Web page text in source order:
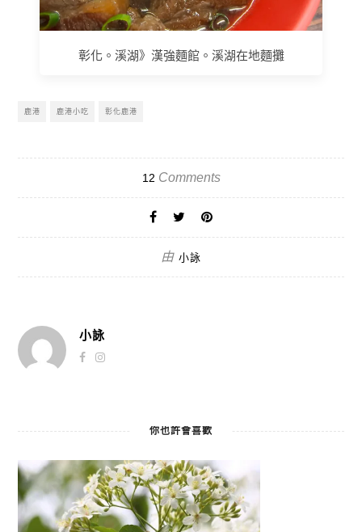
彰化。溪湖》漢強麵館。溪湖在地麵攤
鹿港 鹿港小吃 彰化鹿港
12 Comments
由 小詠
小詠
你也許會喜歡